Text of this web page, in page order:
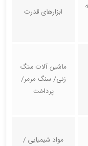
ابزارهای قدرت
ماشین آلات سنگ
زنی/ سنگ مرمر/
پرداخت
مواد شیمیایی /